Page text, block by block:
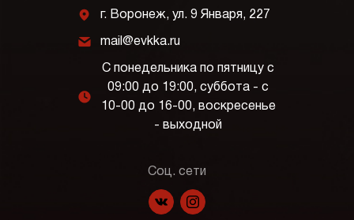
j г. Воронеж, ул. 9 Января, 227
k mail@evkka.ru
l
С понедельника по пятницу с
09:00 до 19:00, суббота - с
10-00 до 16-00, воскресенье
- выходной
Соц. сети
f p